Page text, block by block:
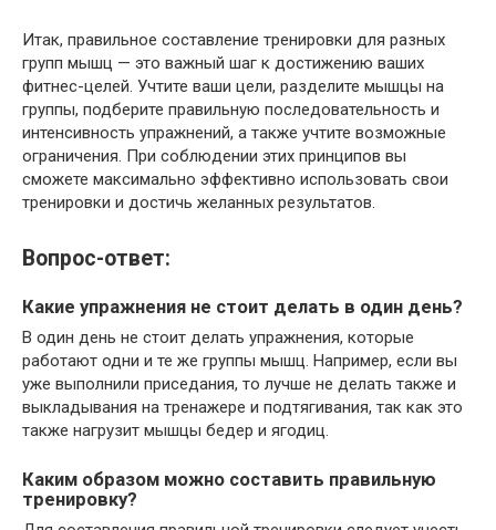
Итак, правильное составление тренировки для разных
групп мышц — это важный шаг к достижению ваших
фитнес-целей. Учтите ваши цели, разделите мышцы на
группы, подберите правильную последовательность и
интенсивность упражнений, а также учтите возможные
ограничения. При соблюдении этих принципов вы
сможете максимально эффективно использовать свои
тренировки и достичь желанных результатов.
Вопрос-ответ:
Какие упражнения не стоит делать в один день?
В один день не стоит делать упражнения, которые
работают одни и те же группы мышц. Например, если вы
уже выполнили приседания, то лучше не делать также и
выкладывания на тренажере и подтягивания, так как это
также нагрузит мышцы бедер и ягодиц.
Каким образом можно составить правильную
тренировку?